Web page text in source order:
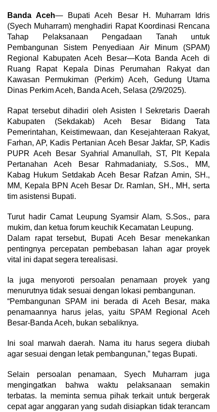
Banda Aceh— Bupati Aceh Besar H. Muharram Idris
(Syech Muharram) menghadiri Rapat Koordinasi Rencana
Tahap Pelaksanaan Pengadaan Tanah untuk
Pembangunan Sistem Penyediaan Air Minum (SPAM)
Regional Kabupaten Aceh Besar—Kota Banda Aceh di
Ruang Rapat Kepala Dinas Perumahan Rakyat dan
Kawasan Permukiman (Perkim) Aceh, Gedung Utama
Dinas Perkim Aceh, Banda Aceh, Selasa (2/9/2025).
Rapat tersebut dihadiri oleh Asisten I Sekretaris Daerah
Kabupaten (Sekdakab) Aceh Besar Bidang Tata
Pemerintahan, Keistimewaan, dan Kesejahteraan Rakyat,
Farhan, AP, Kadis Pertanian Aceh Besar Jakfar, SP, Kadis
PUPR Aceh Besar Syahrial Amanullah, ST, Plt Kepala
Pertanahan Aceh Besar Rahmadaniaty, S.Sos., MM,
Kabag Hukum Setdakab Aceh Besar Rafzan Amin, SH.,
MM, Kepala BPN Aceh Besar Dr. Ramlan, SH., MH, serta
tim asistensi Bupati.
Turut hadir Camat Leupung Syamsir Alam, S.Sos., para
mukim, dan ketua forum keuchik Kecamatan Leupung.
Dalam rapat tersebut, Bupati Aceh Besar menekankan
pentingnya percepatan pembebasan lahan agar proyek
vital ini dapat segera terealisasi.
Ia juga menyoroti persoalan penamaan proyek yang
menurutnya tidak sesuai dengan lokasi pembangunan.
“Pembangunan SPAM ini berada di Aceh Besar, maka
penamaannya harus jelas, yaitu SPAM Regional Aceh
Besar-Banda Aceh, bukan sebaliknya.
Ini soal marwah daerah. Nama itu harus segera diubah
agar sesuai dengan letak pembangunan,” tegas Bupati.
Selain persoalan penamaan, Syech Muharram juga
mengingatkan bahwa waktu pelaksanaan semakin
terbatas. Ia meminta semua pihak terkait untuk bergerak
cepat agar anggaran yang sudah disiapkan tidak terancam